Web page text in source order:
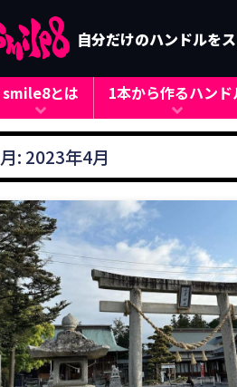
自分だけのハンドルを
smile8とは 1本から作るハンド
月: 2023年4月